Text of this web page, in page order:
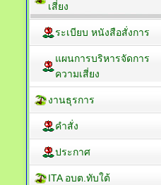
เสี่ยง
ระเบียบ หนังสือสั่งการ
แผนการบริหารจัดการ
ความเสี่ยง
งานธุรการ
คำสั่ง
ประกาศ
ITA อบต.ทับใต้